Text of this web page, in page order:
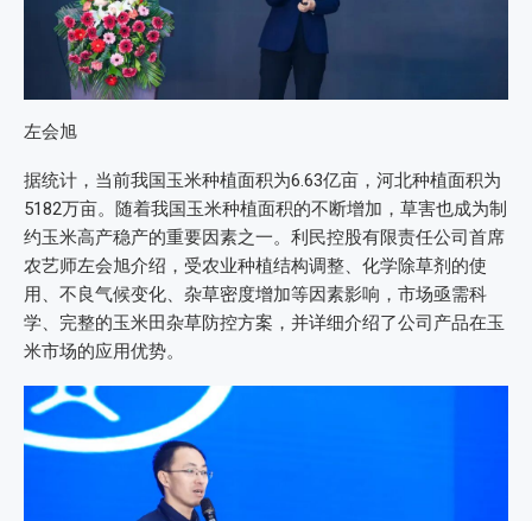
左会旭
据统计，当前我国玉米种植面积为6.63亿亩，河北种植面积为
5182万亩。随着我国玉米种植面积的不断增加，草害也成为制
约玉米高产稳产的重要因素之一。利民控股有限责任公司首席
农艺师左会旭介绍，受农业种植结构调整、化学除草剂的使
用、不良气候变化、杂草密度增加等因素影响，市场亟需科
学、完整的玉米田杂草防控方案，并详细介绍了公司产品在玉
米市场的应用优势。